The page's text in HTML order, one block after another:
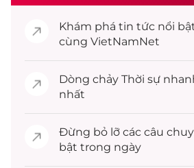
Khám phá tin tức nổi
cùng VietNamNet
Dòng chảy Thời sự
nhất
Đừng bỏ lỡ các câu
bật trong ngày